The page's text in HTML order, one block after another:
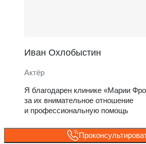
Иван Охлобыстин
Актёр
Я благодарен клинике «Марии
за их внимательное отношение
и профессиональную помощь